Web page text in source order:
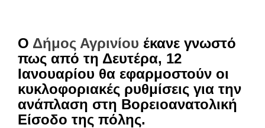
Ο Δήμος Αγρινίου έκανε γνωστό
πως από τη Δευτέρα, 12
Ιανουαρίου θα εφαρμοστούν οι
κυκλοφοριακές ρυθμίσεις για την
ανάπλαση στη Βορειοανατολική
Είσοδο της πόλης.